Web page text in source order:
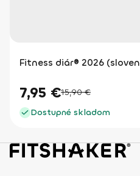
Fitness diár® 2026
7,95 €15,90€
Dostupné skladom